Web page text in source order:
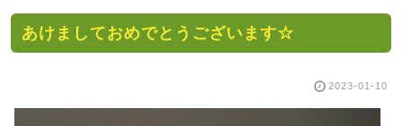
あけましておめでとうございます☆
2023-01-10